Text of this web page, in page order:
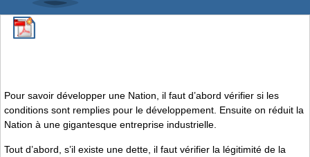
Pour savoir développer une Nation, il faut d’abord vérifier si les
conditions sont remplies pour le développement. Ensuite on réduit la
Nation à une gigantesque entreprise industrielle.
Tout d’abord, s’il existe une dette, il faut vérifier la légitimité de la